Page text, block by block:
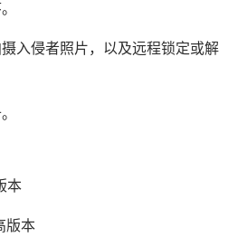
入侵者照片，以及远程锁定或解
本
版本